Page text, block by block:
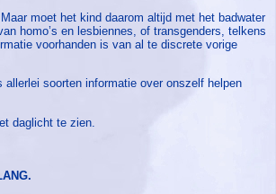
moet het kind daarom altijd met het badwater
homo’s en lesbiennes, of transgenders, telkens
voorhanden is van al te discrete vorige
soorten informatie over onszelf helpen
daglicht te zien.